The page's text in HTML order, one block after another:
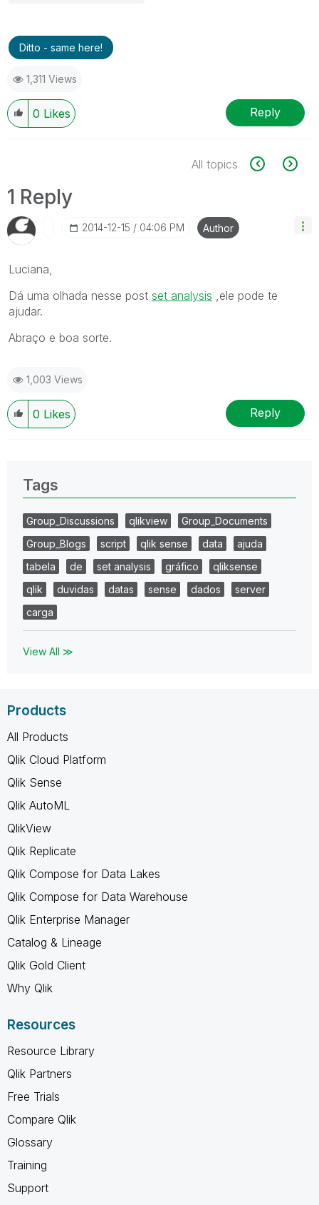
Ditto - same here!
1,311 Views
0 Likes Reply
All topics
1 Reply
‎2014-12-15 04:06 PM Author
Luciana,
Dá uma olhada nesse post set analysis ,ele pode te
ajudar.
Abraço e boa sorte.
1,003 Views
0 Likes Reply
Tags
Group_Discussions qlikview
Group_Documents
Group_Blogs
script qlik sense data
ajuda
tabela
de set analysis gráfico
qliksense
qlik
duvidas datas sense dados
server
carga
View All ≫
Products
All Products
Qlik Cloud Platform
Qlik Sense
Qlik AutoML
QlikView
Qlik Replicate
Qlik Compose for Data Lakes
Qlik Compose for Data Warehouse
Qlik Enterprise Manager
Catalog & Lineage
Qlik Gold Client
Why Qlik
Resources
Resource Library
Qlik Partners
Free Trials
Compare Qlik
Glossary
Training
Support